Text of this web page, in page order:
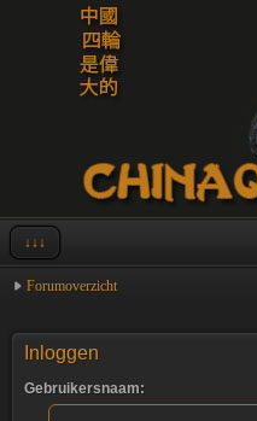
↓↓↓
Forumoverzicht
Inloggen
Gebruikersnaam: